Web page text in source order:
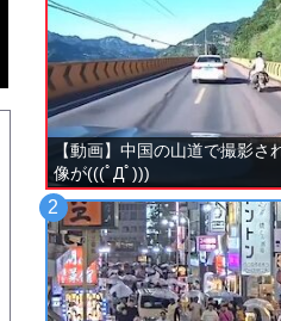
【動画】中国の山道で撮影さ
像が(((ﾟДﾟ)))